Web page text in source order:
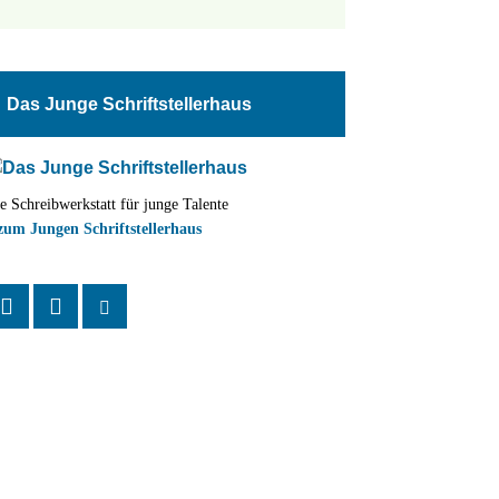
Das Junge Schriftstellerhaus
Schreibwerkstatt für junge Talente
Jungen Schriftstellerhaus